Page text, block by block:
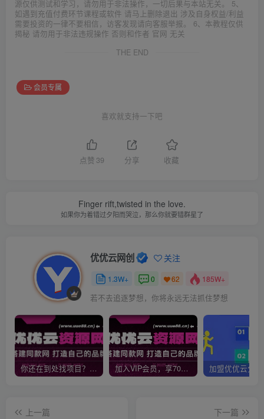
源仅供测试和学习，请勿用于非法操作，一切后果与本站无关。 5、
如遇到充值付费环节课程或软件 请马上删除退出 涉及自身权益/利益
需要投资的一律不要相信，访客发现请向客服举报。 6、本教程仅供
揭秘 请勿用于非法违规操作 否则和作者 官网 无关
THE END
会员专属
喜欢就支持一下吧
点赞 39 分享 收藏
Finger rift,twisted in the love.
如果你为着错过夕阳而哭泣，那么你就要错群星了
优优云网创 关注
1.3W+ 0 62 185W+
若不去追逐梦想，你将永远无法抓住梦想
你还在到处找项目？还在当韭菜？我靠网创资源站一个月收入5万+，曾经我也是个失败者。 加入VIP会员，享70%的推广提成，免费学习多种网上创业课程，菜鸟秒变大神！
上一篇
下一篇